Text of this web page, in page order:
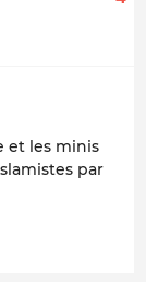
et les minis
par